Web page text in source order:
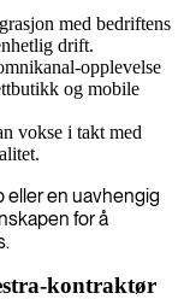
med bedriftens
drift.
opplevelse
og mobile
vokse i takt med
eller en uavhengig
for å
kontraktør